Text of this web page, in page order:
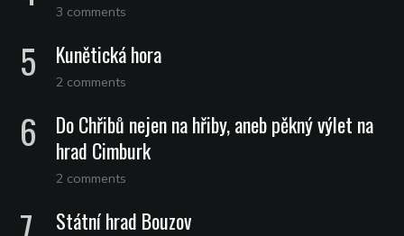
3 comments
Kunětická hora
2 comments
Do Chřibů nejen na hřiby, aneb pěkný výlet na
hrad Cimburk
2 comments
Státní hrad Bouzov